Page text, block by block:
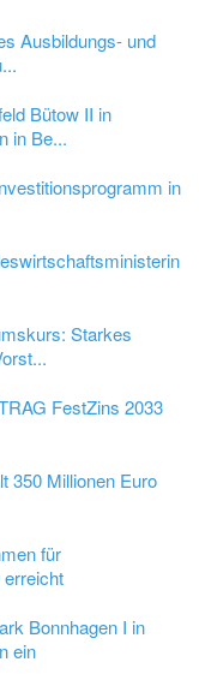
Ausbildungs- und
Bütow II in
in Be...
in
Starkes
FestZins 2033
350 Millionen Euro
für
Bonnhagen I in
ein